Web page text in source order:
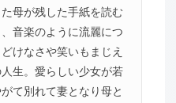
母が残した手紙を読む
音楽のように流麗につ
けなさや笑いもまじえ
生。愛らしい少女が若
て別れて妻となり母と